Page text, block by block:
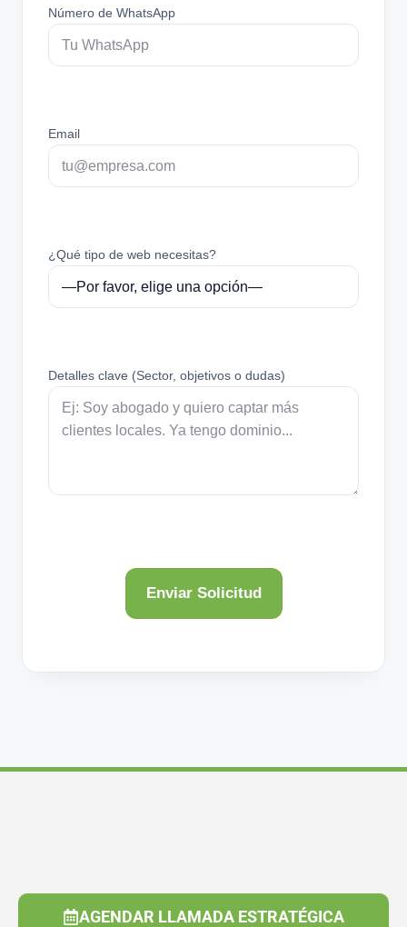
Número de WhatsApp
Email
¿Qué tipo de web necesitas?
Detalles clave (Sector, objetivos o dudas)
AGENDAR LLAMADA ESTRATÉGICA